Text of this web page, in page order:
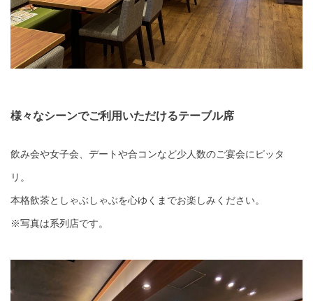
様々なシーンでご利用いただけるテーブル席
飲み会や女子会、デートや合コンなど少人数のご宴会にピッタ
リ。
本格飲茶としゃぶしゃぶを心ゆくまでお楽しみください。
※写真は系列店です。